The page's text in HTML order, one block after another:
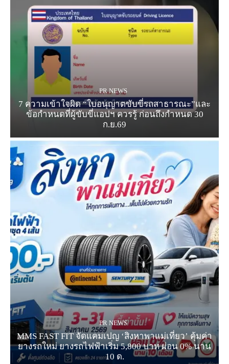
PR NEWS
7 ความเข้าใจผิด “ใบอนุญาตขับขี่รถสาธารณะ”และ
ข้อกำหนดที่ผู้ขับขี่แอปฯ ควรรู้ ก่อนถึงกำหนด 30
ก.ย.69
PR NEWS
MMS FAST FIT จัดแคมเปญ ‘สิงหาพาแม่เที่ยว’ คุ้มค่า
ยางรถใหม่ ยางรถไฟฟ้าเริ่ม 5,800 บาท ผ่อน 0% นาน
10 ด.